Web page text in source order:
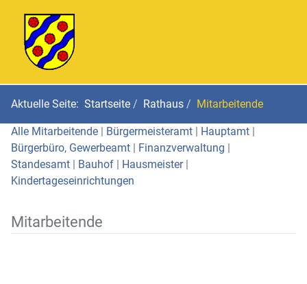
Aktuelle Seite: Startseite Rathaus Mitarbeitende
Alle Mitarbeitende | Bürgermeisteramt | Hauptamt |
Bürgerbüro, Gewerbeamt | Finanzverwaltung |
Standesamt | Bauhof | Hausmeister|
Kindertageseinrichtungen
Mitarbeitende